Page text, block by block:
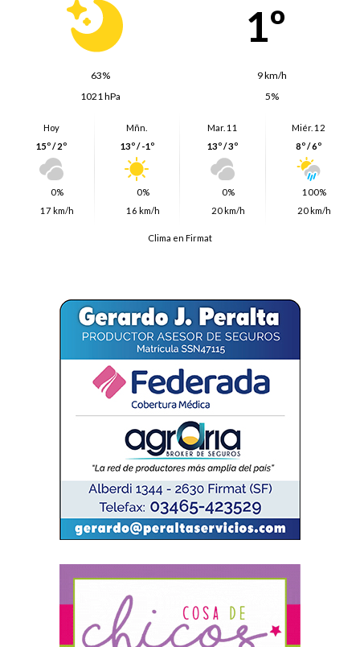
1º
63%
9 km/h
1021 hPa
5%
Hoy
15º / 2º
0%
17 km/h
Mñn.
13º / -1º
0%
16 km/h
Mar. 11
13º / 3º
0%
20 km/h
Miér. 12
8º / 6º
100%
20 km/h
Clima en Firmat